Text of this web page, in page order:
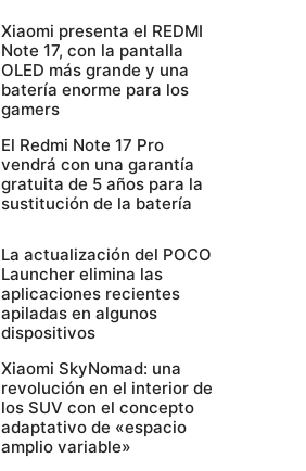
Xiaomi presenta el REDMI
Note 17, con la pantalla
OLED más grande y una
batería enorme para los
gamers
El Redmi Note 17 Pro
vendrá con una garantía
gratuita de 5 años para la
sustitución de la batería
La actualización del POCO
Launcher elimina las
aplicaciones recientes
apiladas en algunos
dispositivos
Xiaomi SkyNomad: una
revolución en el interior de
los SUV con el concepto
adaptativo de «espacio
amplio variable»